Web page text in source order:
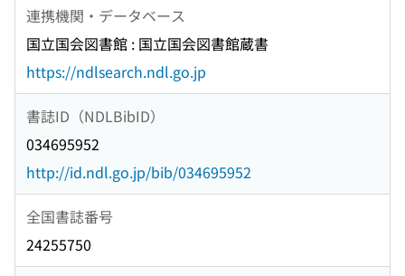
連携機関・データベース
国立国会図書館 : 国立国会図書館蔵書
https://ndlsearch.ndl.go.jp
書誌ID（NDLBibID）
034695952
http://id.ndl.go.jp/bib/034695952
全国書誌番号
24255750